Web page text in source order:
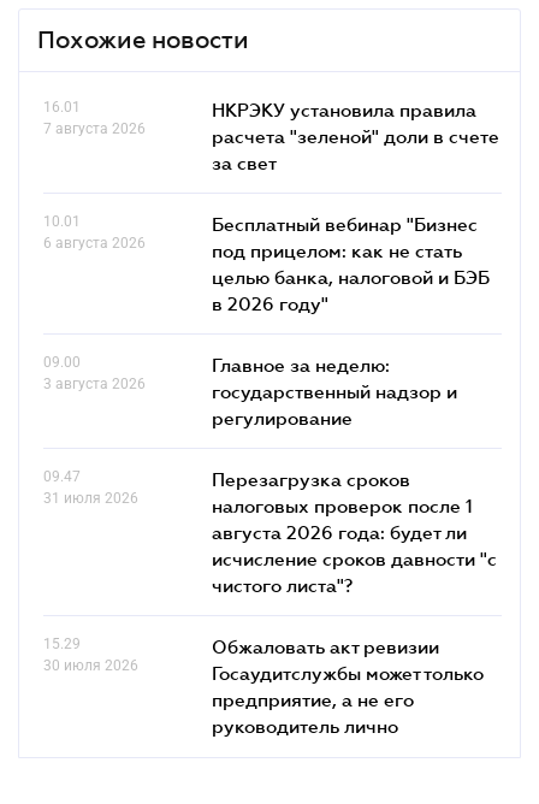
Похожие новости
16.01
7 августа 2026
НКРЭКУ установила правила
расчета "зеленой" доли в счете
за свет
10.01
6 августа 2026
Бесплатный вебинар "Бизнес
под прицелом: как не стать
целью банка, налоговой и БЭБ
в 2026 году"
09.00
3 августа 2026
Главное за неделю:
государственный надзор и
регулирование
09.47
31 июля 2026
Перезагрузка сроков
налоговых проверок после 1
августа 2026 года: будет ли
исчисление сроков давности "с
чистого листа"?
15.29
30 июля 2026
Обжаловать акт ревизии
Госаудитслужбы может только
предприятие, а не его
руководитель лично